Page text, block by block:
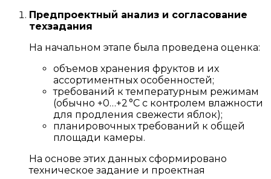
Предпроектный анализ и согласование
техзадания
На начальном этапе была проведена оценка:
объемов хранения фруктов и их
ассортиментных особенностей;
требований к температурным режимам
(обычно +0…+2 °C с контролем влажности
для продления свежести яблок);
планировочных требований к общей
площади камеры.
На основе этих данных сформировано
техническое задание и проектная